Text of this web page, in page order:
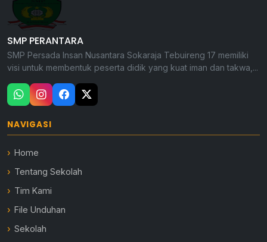
SMP PERANTARA
SMP Persada Insan Nusantara Sokaraja Tebuireng 17 memiliki
visi untuk membentuk peserta didik yang kuat iman dan takwa,...
NAVIGASI
Home
Tentang Sekolah
Tim Kami
File Unduhan
Sekolah